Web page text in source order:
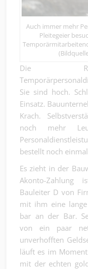
Auch immer mehr
Pleitegeier
Die
Sie sind hoch.
Einsatz.
Krach.
noch mehr
bestellt noch
Es zieht in der
Akonto-Zahlung
Bauleiter D von
mit ihm eine
bar an der Bar.
von ein paar
unverhofften
läuft es im
mit der echten